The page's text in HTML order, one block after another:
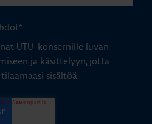
*
UTU-konsernille luvan
ja käsittelyyn, jotta
sisältöä.